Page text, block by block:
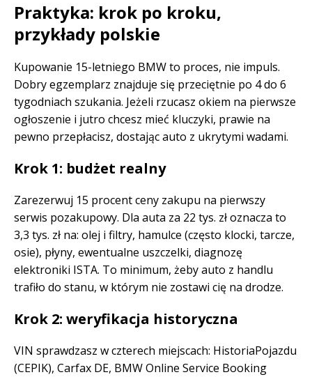
Praktyka: krok po kroku,
przykłady polskie
Kupowanie 15-letniego BMW to proces, nie impuls.
Dobry egzemplarz znajduje się przeciętnie po 4 do 6
tygodniach szukania. Jeżeli rzucasz okiem na pierwsze
ogłoszenie i jutro chcesz mieć kluczyki, prawie na
pewno przepłacisz, dostając auto z ukrytymi wadami.
Krok 1: budżet realny
Zarezerwuj 15 procent ceny zakupu na pierwszy
serwis pozakupowy. Dla auta za 22 tys. zł oznacza to
3,3 tys. zł na: olej i filtry, hamulce (często klocki, tarcze,
osie), płyny, ewentualne uszczelki, diagnozę
elektroniki ISTA. To minimum, żeby auto z handlu
trafiło do stanu, w którym nie zostawi cię na drodze.
Krok 2: weryfikacja historyczna
VIN sprawdzasz w czterech miejscach: HistoriaPojazdu
(CEPIK), Carfax DE, BMW Online Service Booking